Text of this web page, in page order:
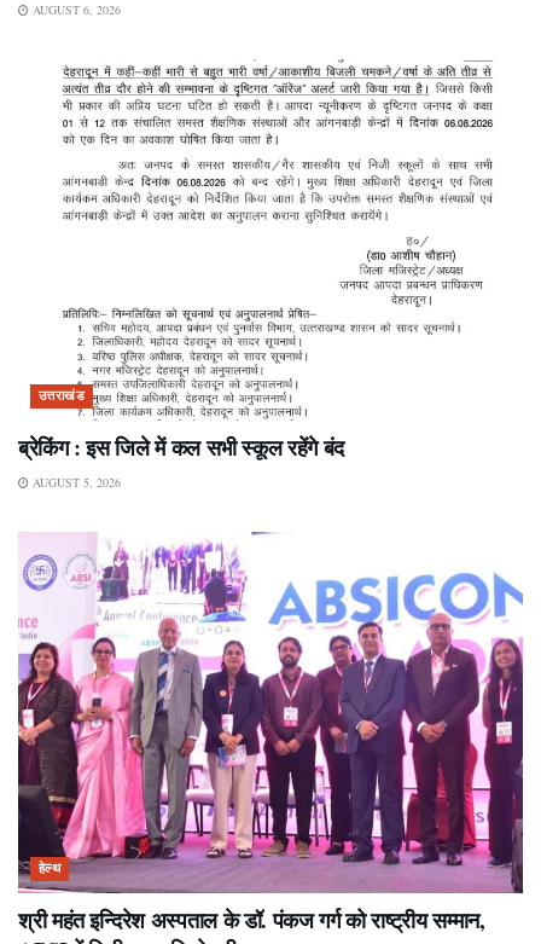
AUGUST 6, 2026
उत्तराखंड
ब्रेकिंग : इस जिले में कल सभी स्कूल रहेंगे बंद
AUGUST 5, 2026
हेल्थ
श्री महंत इन्दिरेश अस्पताल के डॉ. पंकज गर्ग को राष्ट्रीय सम्मान,